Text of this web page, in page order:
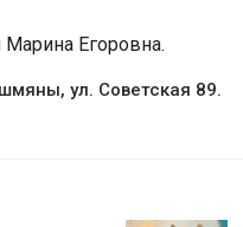
Егоровна.
ул. Советская 89.